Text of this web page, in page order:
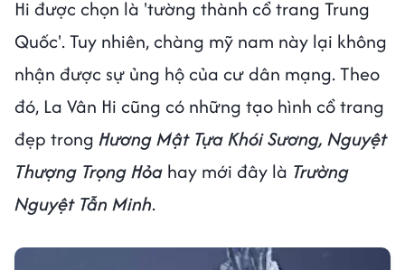
Hi được chọn là 'tường thành cổ trang Trung
Quốc'. Tuy nhiên, chàng mỹ nam này lại không
nhận được sự ủng hộ của cư dân mạng. Theo
đó, La Vân Hi cũng có những tạo hình cổ trang
đẹp trong Hương Mật Tựa Khói Sương, Nguyệt
Thượng Trọng Hỏa hay mới đây là Trường
Nguyệt Tẫn Minh.